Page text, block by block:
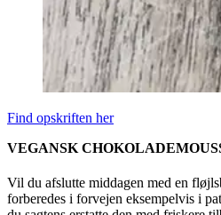
Find opskriften her
VEGANSK
Vil du afslutte middagen med en
forberedes i forvejen eksempelvis i